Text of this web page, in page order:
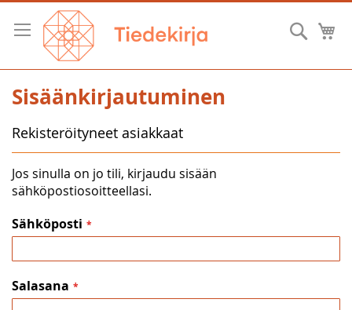
Skip
Content
Hae
Sisäänkirjautuminen
Rekisteröityneet asiakkaat
Jos sinulla on jo tili, kirjaudu sisään
sähköpostiosoitteellasi.
Sähköposti
Salasana